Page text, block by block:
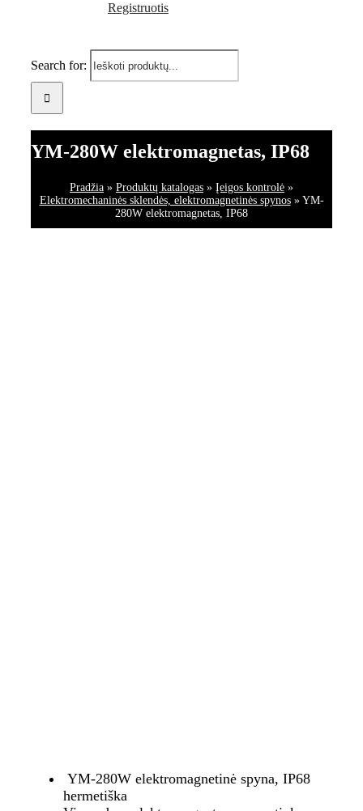
Registruotis
Search for:
YM-280W elektromagnetas, IP68
Pradžia » Produktų katalogas » Įeigos kontrolė »
Elektromechaninės sklendės, elektromagnetinės spynos» YM-
280W elektromagnetas, IP68
YM-280W elektromagnetinė spyna, IP68
hermetiška